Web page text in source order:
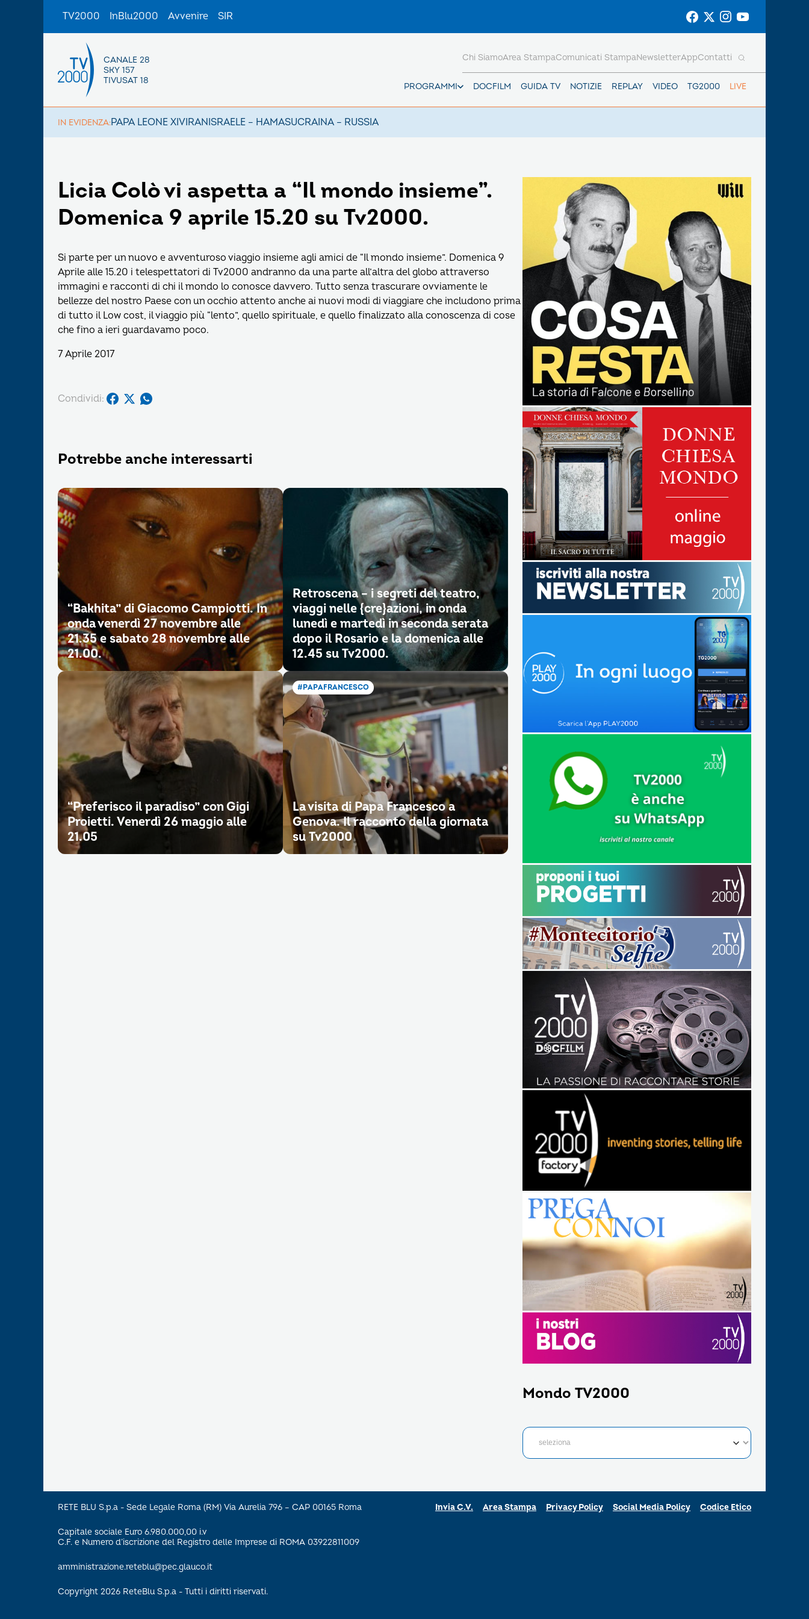
TV2000 InBlu2000 Avvenire SIR
CANALE 28
SKY 157
TIVUSAT 18
PROGRAMMI DOCFILM GUIDA TV NOTIZIE REPLAY VIDEO TG2000 LIVE
Chi SiamoArea StampaComunicati StampaNewsletterAppContatti
IN EVIDENZA:PAPA LEONE XIVIRANISRAELE – HAMASUCRAINA – RUSSIA
Licia Colò vi aspetta a “Il mondo insieme”.
Domenica 9 aprile 15.20 su Tv2000.
Si parte per un nuovo e avventuroso viaggio insieme agli amici de “Il mondo insieme”. Domenica 9
Aprile alle 15.20 i telespettatori di Tv2000 andranno da una parte all’altra del globo attraverso
immagini e racconti di chi il mondo lo conosce davvero. Tutto senza trascurare ovviamente le
bellezze del nostro Paese con un occhio attento anche ai nuovi modi di viaggiare che includono prima
di tutto il Low cost, il viaggio più “lento”, quello spirituale, e quello finalizzato alla conoscenza di cose
che fino a ieri guardavamo poco.
7 Aprile 2017
Condividi:
Potrebbe anche interessarti
“Bakhita” di Giacomo Campiotti. In
onda venerdì 27 novembre alle
21.35 e sabato 28 novembre alle
21.00.
Retroscena – i segreti del teatro,
viaggi nelle {cre}azioni, in onda
lunedì e martedì in seconda serata
dopo il Rosario e la domenica alle
12.45 su Tv2000.
“Preferisco il paradiso” con Gigi
Proietti. Venerdì 26 maggio alle
21.05
#PAPAFRANCESCO
La visita di Papa Francesco a
Genova. Il racconto della giornata
su Tv2000
Mondo TV2000
RETE BLU S.p.a - Sede Legale Roma (RM) Via Aurelia 796 – CAP 00165 Roma
Capitale sociale Euro 6.980.000,00 i.v
C.F. e Numero d’iscrizione del Registro delle Imprese di ROMA 03922811009
amministrazione.reteblu@pec.glauco.it
Copyright 2026 ReteBlu S.p.a - Tutti i diritti riservati.
Invia C.V. Area Stampa Privacy Policy Social Media Policy Codice Etico